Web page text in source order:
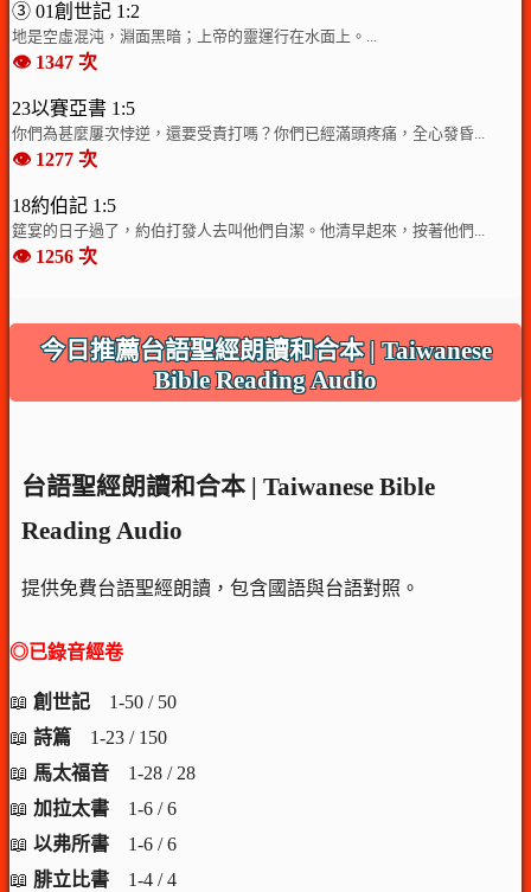
③ 01創世記 1:2
地是空虛混沌，淵面黑暗；上帝的靈運行在水面上。...
👁️ 1347 次
23以賽亞書 1:5
你們為甚麼屢次悖逆，還要受責打嗎？你們已經滿頭疼痛，全心發昏...
👁️ 1277 次
18約伯記 1:5
筵宴的日子過了，約伯打發人去叫他們自潔。他清早起來，按著他們...
👁️ 1256 次
今日推薦台語聖經朗讀和合本 | Taiwanese
Bible Reading Audio
台語聖經朗讀和合本 | Taiwanese Bible
Reading Audio
提供免費台語聖經朗讀，包含國語與台語對照。
◎已錄音經卷
📖 創世記 1-50 / 50
📖 詩篇 1-23 / 150
📖 馬太福音 1-28 / 28
📖 加拉太書 1-6 / 6
📖 以弗所書 1-6 / 6
📖 腓立比書 1-4 / 4